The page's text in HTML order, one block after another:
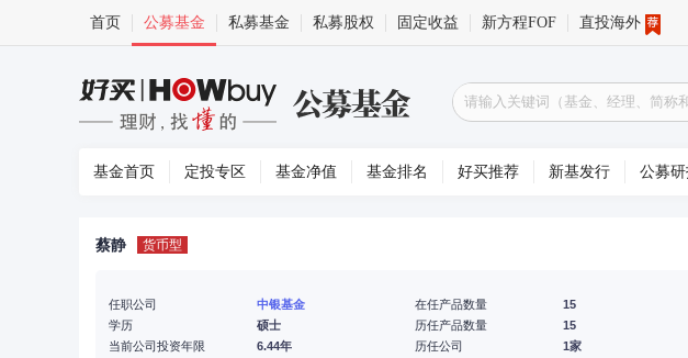
首页 公募基金 私募基金 私募股权 固定收益 新方程FOF 直投海外
基金首页 定投专区 基金净值 基金排名 好买推荐 新基发行 公募研
蔡静 货币型
任职公司
中银基金
学历
硕士
当前公司投资年限
6.44年
在任产品数量
15
历任产品数量
15
历任公司
1家